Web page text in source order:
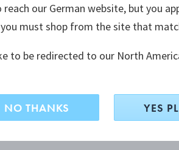
our German website, but you
must shop from the site that
to be redirected to our North
NO THANKS YES